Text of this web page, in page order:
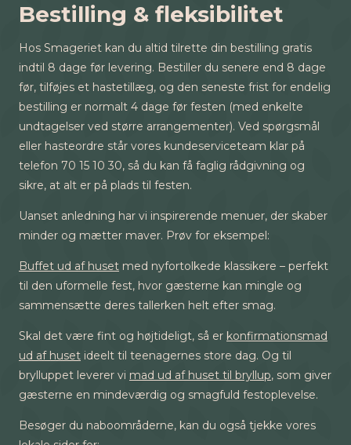
Bestilling & fleksibilitet
Hos Smageriet kan du altid tilrette din bestilling gratis
indtil 8 dage før levering. Bestiller du senere end 8 dage
før, tilføjes et hastetillæg, og den seneste frist for endelig
bestilling er normalt 4 dage før festen (med enkelte
undtagelser ved større arrangementer). Ved spørgsmål
eller hasteordre står vores kundeserviceteam klar på
telefon 70 15 10 30, så du kan få faglig rådgivning og
sikre, at alt er på plads til festen.
Uanset anledning har vi inspirerende menuer, der skaber
minder og mætter maver. Prøv for eksempel:
Buffet ud af huset med nyfortolkede klassikere – perfekt
til den uformelle fest, hvor gæsterne kan mingle og
sammensætte deres tallerken helt efter smag.
Skal det være fint og højtideligt, så er konfirmationsmad
ud af huset ideelt til teenagernes store dag. Og til
brylluppet leverer vi mad ud af huset til bryllup, som giver
gæsterne en mindeværdig og smagfuld festoplevelse.
Besøger du naboområderne, kan du også tjekke vores